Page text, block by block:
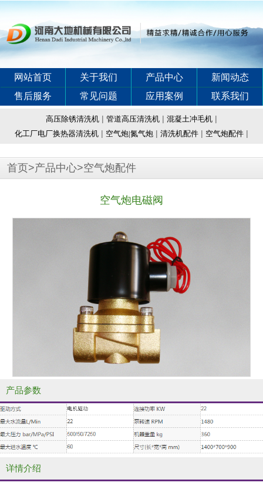
网站首页 关于我们 产品中心
新闻动态
售后服务
常见问题 应用案例 联系我们
高压除锈清洗机 | 管道高压清洗机 | 混凝土冲毛机 |
化工厂电厂换热器清洗机 | 空气炮|氮气炮 | 清洗机配件 | 空气炮配件 |
首页>产品中心>空气炮配件
空气炮电磁阀
产品参数
详情介绍